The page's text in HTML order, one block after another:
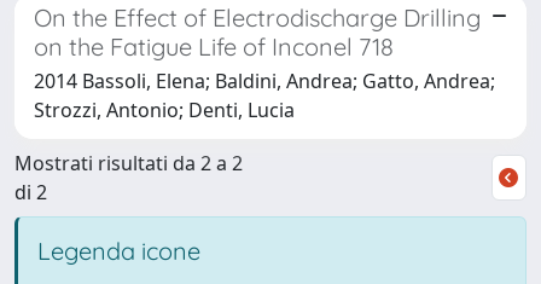
On the Effect of Electrodischarge Drilling
on the Fatigue Life of Inconel 718
2014 Bassoli, Elena; Baldini, Andrea; Gatto, Andrea;
Strozzi, Antonio; Denti, Lucia
Mostrati risultati da 2 a 2
di 2
Legenda icone